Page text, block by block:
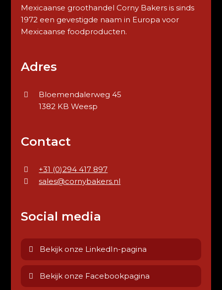
Mexicaanse groothandel Corny Bakers is sinds
1972 een gevestigde naam in Europa voor
Mexicaanse foodproducten.
Adres
Bloemendalerweg 45
1382 KB Weesp
Contact
+31 (0)294 417 897
sales@cornybakers.nl
Social media
Bekijk onze LinkedIn-pagina
Bekijk onze Facebookpagina